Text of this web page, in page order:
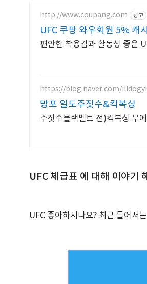
http://www.coupang.com 광고
UFC 쿠팡 와우회원 5% 캐
편안한 착용감과 활동성 좋은
https://blog.naver.com/
망포 일도주짓수&킥복싱
UFC 체급표 에 대해 이야기
UFC 좋아하시나요? 최근 들어서